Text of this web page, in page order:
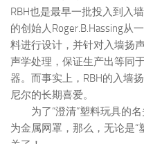
RBH也是最早一批投入到入
的创始人Roger.B.Hassing从
料进行设计，并针对入墙扬
声学处理，保证生产出等同
器。而事实上，RBH的入墙
尼尔的长期喜爱。
为了“澄清”塑料玩具的
为金属网罩，那么，无论是“